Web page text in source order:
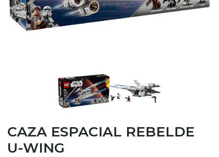
CAZA ESPACIAL REBELDE
U-WING